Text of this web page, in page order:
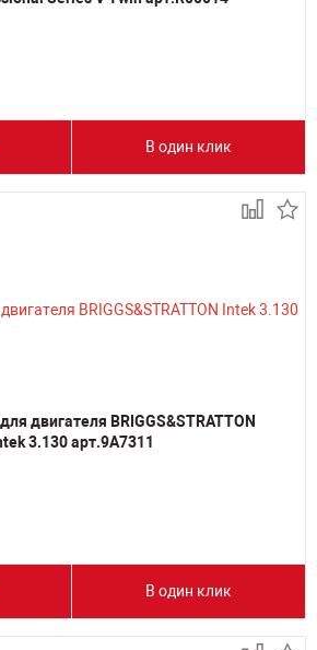
В один клик
двигателя BRIGGS&STRATTON
3.130 арт.9A7311
В один клик